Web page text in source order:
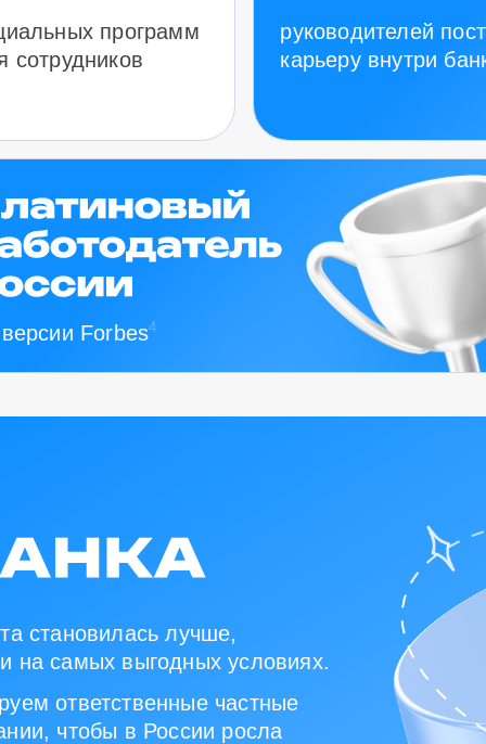
программ
сотрудников
руководителей
карьеру внутри
Forbes4
становилась лучше,
на самых выгодных условиях.
ответственные частные
чтобы в России росла